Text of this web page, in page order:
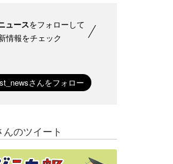
ュースをフォローして
情報をチェック
のツイート